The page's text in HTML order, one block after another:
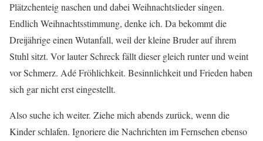
Plätzchenteig naschen und dabei Weihnachtslieder singen.
Endlich Weihnachtsstimmung, denke ich. Da bekommt die
Dreijährige einen Wutanfall, weil der kleine Bruder auf ihrem
Stuhl sitzt. Vor lauter Schreck fällt dieser gleich runter und weint
vor Schmerz. Adé Fröhlichkeit. Besinnlichkeit und Frieden haben
sich gar nicht erst eingestellt.
Also suche ich weiter. Ziehe mich abends zurück, wenn die
Kinder schlafen. Ignoriere die Nachrichten im Fernsehen ebenso